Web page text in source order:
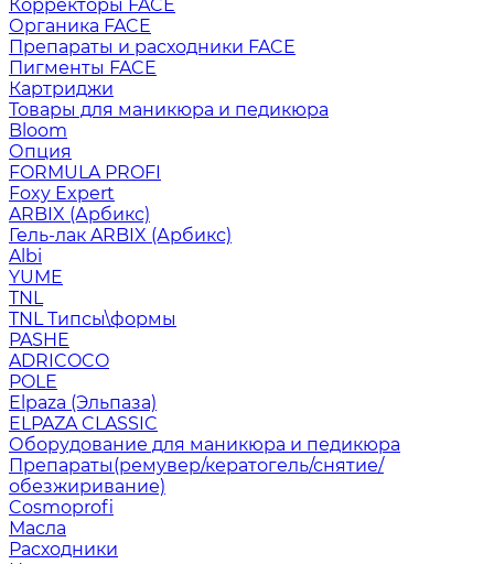
Корректоры FACE
Органика FACE
Препараты и расходники FACE
Пигменты FACE
Картриджи
Товары для маникюра и педикюра
Bloom
Опция
FORMULA PROFI
Foxy Expert
ARBIX (Арбикс)
Гель-лак ARBIX (Арбикс)
Albi
YUME
TNL
TNL Типсы\формы
PASHE
ADRICOCO
POLE
Elpaza (Эльпаза)
ELPAZA CLASSIC
Оборудование для маникюра и педикюра
Препараты(ремувер/кератогель/снятие/
обезжиривание)
Cosmoprofi
Масла
Расходники